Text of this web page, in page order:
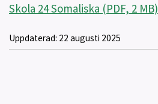
Skola 24 Somaliska (PDF, 2 MB)
Uppdaterad: 22 augusti 2025